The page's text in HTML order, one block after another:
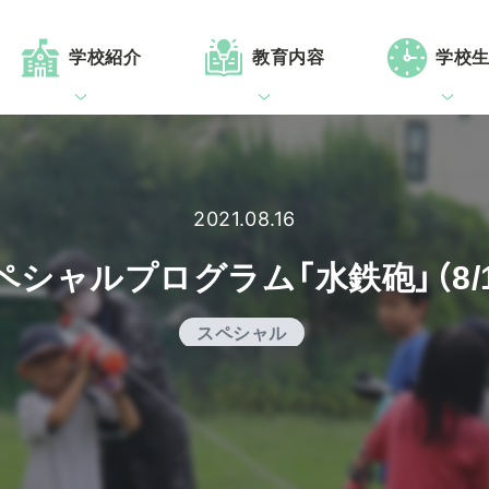
学校紹介 教育内容 学校
2021.08.16
シャルプログラム「水鉄砲」（8/
スペシャル